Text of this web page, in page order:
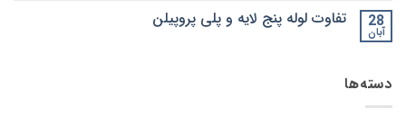
راهنمای
انتخاب
لایه
برای
ثبت
نشده 28
آبان
تفاوت لوله پنج لایه و پلی پروپیلن
لولهدسته‌ها